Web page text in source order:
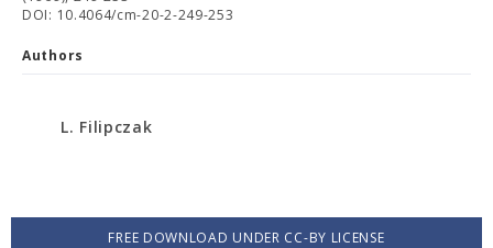
DOI: 10.4064/cm-20-2-249-253
Authors
L. Filipczak
FREE DOWNLOAD UNDER CC-BY LICENSE